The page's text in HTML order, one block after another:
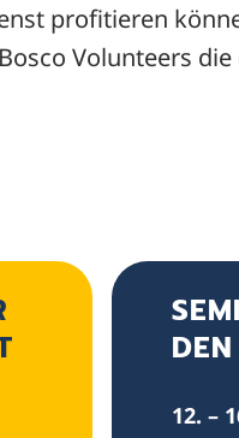
profitieren
Volunteers
12. –